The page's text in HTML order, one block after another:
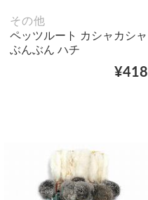
その他
ペッツルート カシャカシャ
ぶんぶん ハチ
¥418